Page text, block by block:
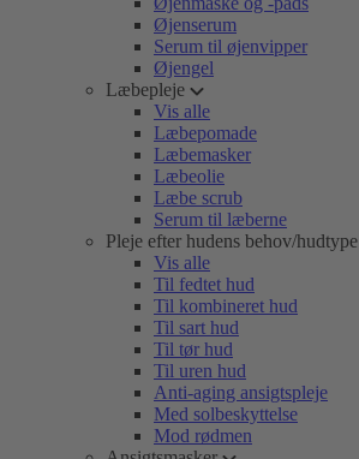
Øjenserum
Serum til øjenvipper
Øjengel
Læbepleje
Vis alle
Læbepomade
Læbemasker
Læbeolie
Læbe scrub
Serum til læberne
Pleje efter hudens behov/hudtype
Vis alle
Til fedtet hud
Til kombineret hud
Til sart hud
Til tør hud
Til uren hud
Anti-aging ansigtspleje
Med solbeskyttelse
Mod rødmen